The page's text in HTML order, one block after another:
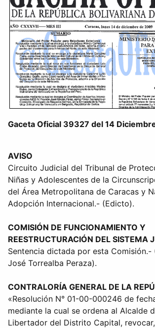
Gaceta Oficial 39327 del 14
AVISO
Circuito Judicial del Tribunal de
Niñas y Adolescentes de la
del Área Metropolitana de Caracas y
Adopción Internacional.- (Edicto).
COMISIÓN DE FUNCIONAMIENTO Y
REESTRUCTURACIÓN DEL SISTEMA
Sentencia dictada por esta Comisión.-
José Torrealba Peraza).
CONTRALORÍA GENERAL DE LA
«Resolución N° 01-00-000246 de
mediante la cual se ordena al Alcalde
Libertador del Distrito Capital,